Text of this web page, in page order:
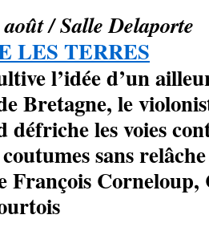
/ Salle Delaporte
LES TERRES
l’idée d’un
Bretagne, le
les voies
sans
François